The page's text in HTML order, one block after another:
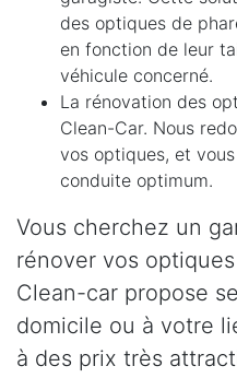
des optiques de
en fonction de leur
véhicule concerné.
La rénovation des
Clean-Car. Nous
vos optiques, et
conduite optimum.
Vous cherchez un
rénover vos
Clean-car propose
domicile ou à votre
à des prix très